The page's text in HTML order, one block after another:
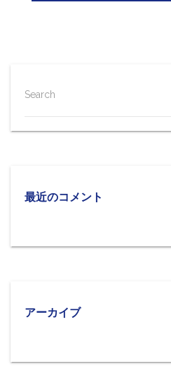
Search
最近のコメント
アーカイブ